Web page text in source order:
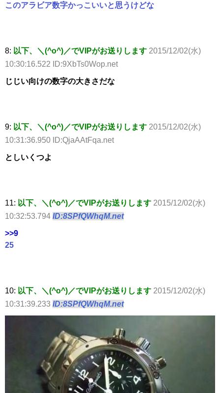
このアラビア数字かっこいいと思うけどな
8: 以下、＼(^o^)／でVIPがお送りします 2015/12/02(水)
10:30:16.522 ID:9XbTs0Wop.net
じじい向けの数字の大きさだな
9: 以下、＼(^o^)／でVIPがお送りします 2015/12/02(水)
10:31:36.950 ID:QjaAAtFqa.net
としいくつよ
11: 以下、＼(^o^)／でVIPがお送りします 2015/12/02(水)
10:32:53.794 ID:8SPfQWhqM.net
>>9
25
10: 以下、＼(^o^)／でVIPがお送りします 2015/12/02(水)
10:31:39.233 ID:8SPfQWhqM.net